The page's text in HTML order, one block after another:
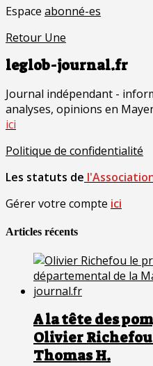
Espace abonné-es
Retour Une
leglob-journal.fr
Journal indépendant -
analyses, opinions en
ici
Politique de confidentialité
Les statuts de
Gérer votre compte ici
Articles récents
A la tête des
Olivier
Thomas H.